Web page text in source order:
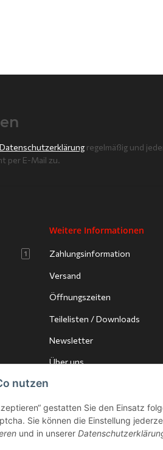
nutzen
gestatten Sie den Einsatz
Sie können die Einstellung
und in unserer
Datenschutzerklärungregelmäßig und
per E-Mail zu.
1
Weitere Informationen
Zahlungsinformation
Versand
Öffnungszeiten
Teilelisten / Downloads
Newsletter
Über uns